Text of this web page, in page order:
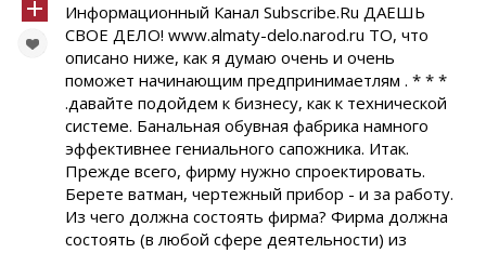
Информационный Канал Subscribe.Ru ДАЕШЬ
СВОЕ ДЕЛО! www.almaty-delo.narod.ru ТО, что
описано ниже, как я думаю очень и очень
поможет начинающим предпринимаетлям . * * *
.давайте подойдем к бизнесу, как к технической
системе. Банальная обувная фабрика намного
эффективнее гениального сапожника. Итак.
Прежде всего, фирму нужно спроектировать.
Берете ватман, чертежный прибор - и за работу.
Из чего должна состоять фирма? Фирма должна
состоять (в любой сфере деятельности) из